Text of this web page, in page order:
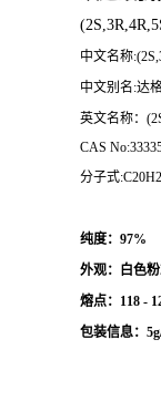
中文名称
中文别名:达
英文名称：
CAS
分子式
纯度：97%
外观：白色
熔点： 118 -
包装信息：